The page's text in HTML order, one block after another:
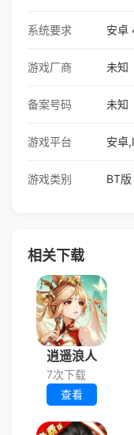
系统要求 安卓
游戏厂商 未知
备案号码 未知
游戏平台 安卓
游戏类别 BT版
相关下载
逍遥浪人
7次下载
查看